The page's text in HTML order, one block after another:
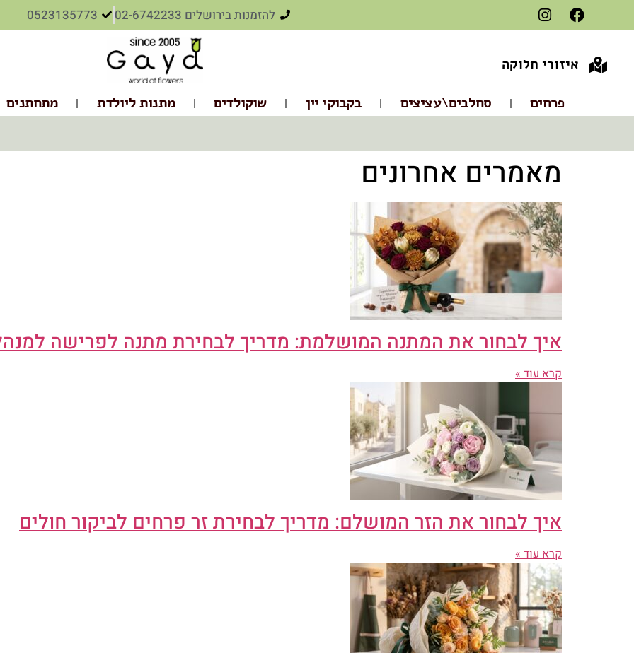
להזמנות בירושלים 02-6742233 0523135773
איזורי חלוקה
פרחים סחלבים\עציצים בקבוקי יין שוקולדים מתנות ליולדת מתחתנים
מאמרים אחרונים
איך לבחור את המתנה המושלמת: מדריך לבחירת מתנה לפרישה
קרא עוד »
איך לבחור את הזר המושלם: מדריך לבחירת זר פרחים לביקור חולים
קרא עוד »